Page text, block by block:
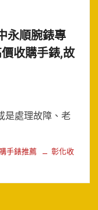
永順腕錶專
收購手錶,故
是處理故障、老
手錶推薦
彰化收